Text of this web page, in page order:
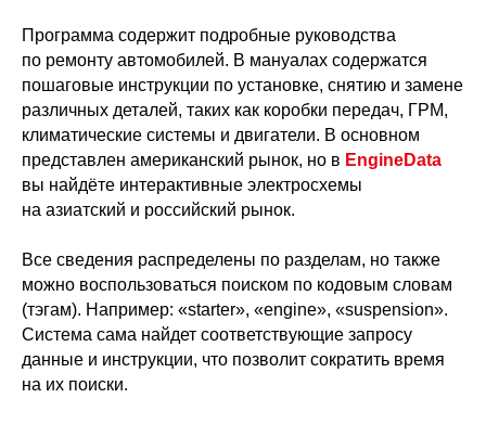
Программа содержит подробные руководства
по ремонту автомобилей. В мануалах содержатся
пошаговые инструкции по установке, снятию и замене
различных деталей, таких как коробки передач, ГРМ,
климатические системы и двигатели. В основном
представлен американский рынок, но в EngineData
вы найдёте интерактивные электросхемы
на азиатский и российский рынок.
Все сведения распределены по разделам, но также
можно воспользоваться поиском по кодовым словам
(тэгам). Например: «starter», «engine», «suspension».
Система сама найдет соответствующие запросу
данные и инструкции, что позволит сократить время
на их поиски.